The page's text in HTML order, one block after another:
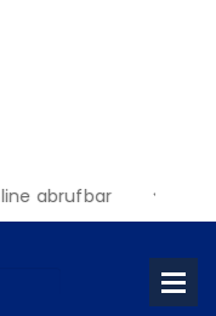
abrufbar